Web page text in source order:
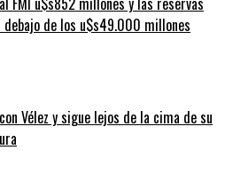
debajo de los u$s49.000 millones
Vélez y sigue lejos de la cima de su